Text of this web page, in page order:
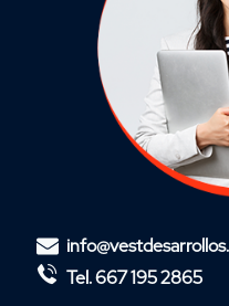
Tel. 667 195 2865